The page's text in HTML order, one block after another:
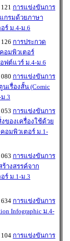
121 การแข่งขันการ
กรมด้วยภาษา
ร์ ม.4-ม.6
126 การประกวด
อมพิวเตอร์
ฟต์แวร์ ม.4-ม.6
080 การแข่งขันการ
นเรื่องสั้น (Comic
.3
053 การแข่งขันการ
ของเครื่องใช้ด้วย
อมพิวเตอร์ ม.1-
063 การแข่งขันการ
ร้างสรรค์จาก
ร์ ม.1-ม.3
634 การแข่งขันการ
Infographic ม.4-
104 การแข่งขันการ